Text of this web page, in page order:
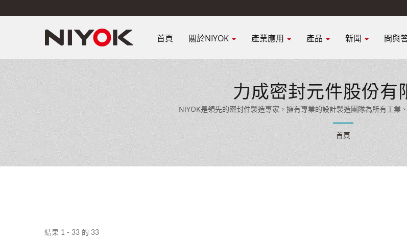
首頁 關於NIYOK 產業應用 產品 新聞 問與
力成密封元件股份有
NIYOK是領先的密封件製造專家，擁有專業的設計製造團隊為所有工業
首頁
結果 1 - 33 的 33